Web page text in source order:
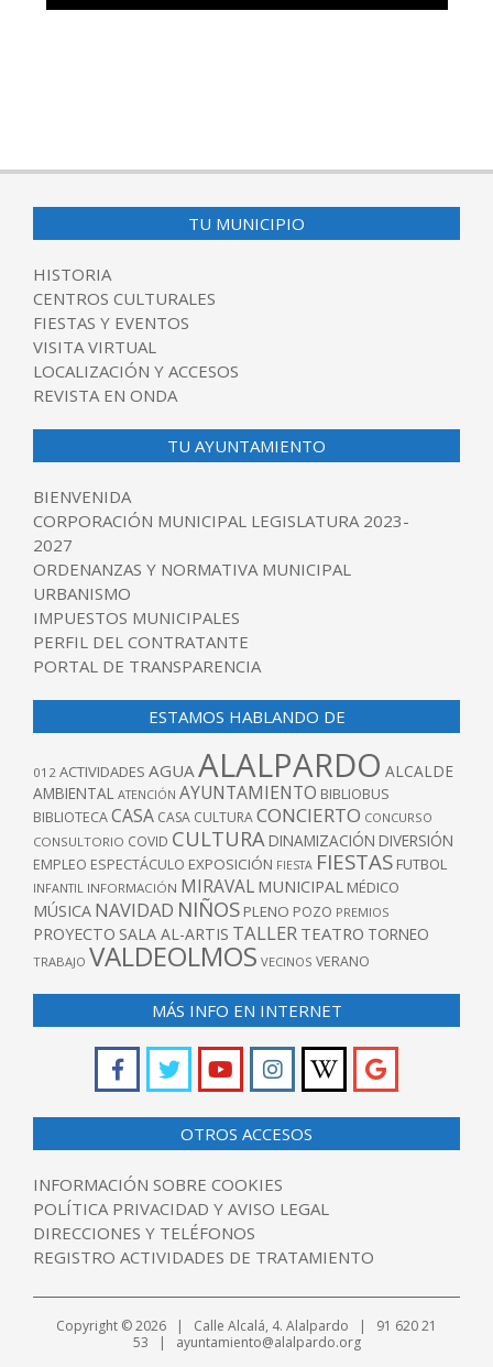
TU MUNICIPIO
HISTORIA
CENTROS CULTURALES
FIESTAS Y EVENTOS
VISITA VIRTUAL
LOCALIZACIÓN Y ACCESOS
REVISTA EN ONDA
TU AYUNTAMIENTO
BIENVENIDA
CORPORACIÓN MUNICIPAL LEGISLATURA 2023-
2027
ORDENANZAS Y NORMATIVA MUNICIPAL
URBANISMO
IMPUESTOS MUNICIPALES
PERFIL DEL CONTRATANTE
PORTAL DE TRANSPARENCIA
ESTAMOS HABLANDO DE
012 ACTIVIDADES AGUA ALALPARDO ALCALDE
AMBIENTAL ATENCIÓN AYUNTAMIENTO BIBLIOBUS
BIBLIOTECACASA CASA CULTURACONCIERTO CONCURSO
CONSULTORIO COVID CULTURA DINAMIZACIÓN DIVERSIÓN
EMPLEO ESPECTÁCULO EXPOSICIÓN FIESTA FIESTAS FUTBOL
INFANTIL INFORMACIÓN MIRAVAL MUNICIPAL MÉDICO
MÚSICA NAVIDAD NIÑOS PLENO POZO PREMIOS
PROYECTO SALA AL-ARTIS TALLER TEATRO TORNEO
TRABAJO VALDEOLMOS VECINOS VERANO
MÁS INFO EN INTERNET
OTROS ACCESOS
INFORMACIÓN SOBRE COOKIES
POLÍTICA PRIVACIDAD Y AVISO LEGAL
DIRECCIONES Y TELÉFONOS
REGISTRO ACTIVIDADES DE TRATAMIENTO
Copyright © 2026 | Calle Alcalá, 4. Alalpardo | 91 620 21
53 | ayuntamiento@alalpardo.org